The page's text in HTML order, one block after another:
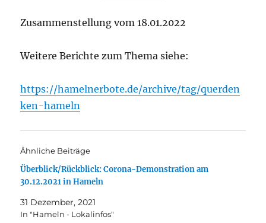
Zusammenstellung vom 18.01.2022
Weitere Berichte zum Thema siehe:
https://hamelnerbote.de/archive/tag/querden
ken-hameln
Ähnliche Beiträge
Überblick/Rückblick: Corona-Demonstration am
30.12.2021 in Hameln
31 Dezember, 2021
In "Hameln - Lokalinfos"